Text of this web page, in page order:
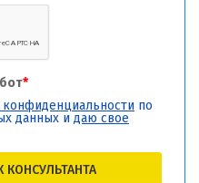
*
конфиденциальности по
данных и даю свое
КОНСУЛЬТАНТА